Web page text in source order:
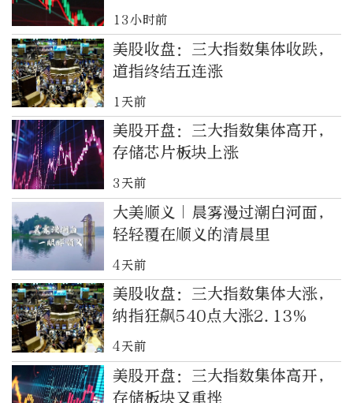
13小时前
美股收盘：三大指数集体收跌，
道指终结五连涨
1天前
美股开盘：三大指数集体高开，
存储芯片板块上涨
3天前
大美顺义｜晨雾漫过潮白河面，
轻轻覆在顺义的清晨里
4天前
美股收盘：三大指数集体大涨，
纳指狂飙540点大涨2.13%
4天前
美股开盘：三大指数集体高开，
存储板块又重挫